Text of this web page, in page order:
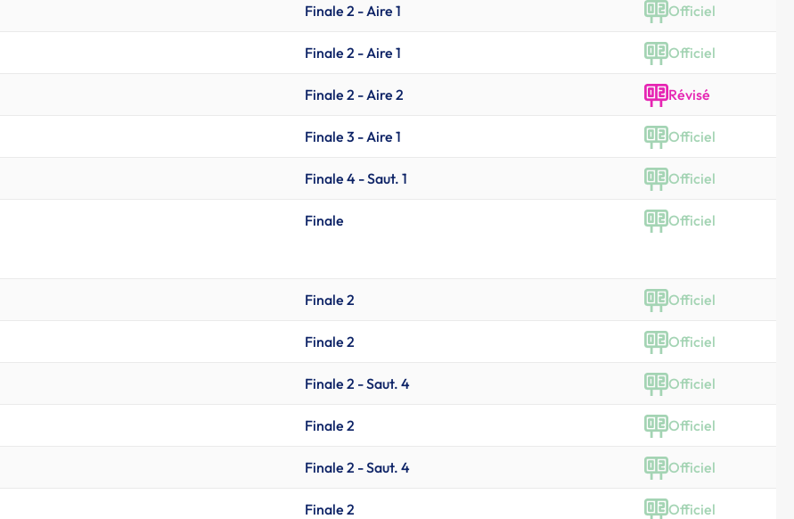
Finale 2 - Aire 1 Officiel
Finale 2 - Aire 1 Officiel
Finale 2 - Aire 2 Révisé
Finale 3 - Aire 1 Officiel
Finale 4 - Saut. 1 Officiel
Finale Officiel
Finale 2 Officiel
Finale 2 Officiel
Finale 2 - Saut. 4 Officiel
Finale 2 Officiel
Finale 2 - Saut. 4 Officiel
Finale 2 Officiel